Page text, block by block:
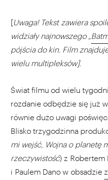
[Uwaga! Tekst zawiera
widziały najnowszego „
pójścia do kin. Film
wielu multipleksów].
Świat filmu od wielu
rozdanie odbędzie się już
równie dużo uwagi
Blisko trzygodzinna
mi wejść, Wojna o planetę
rzeczywistość) z Robertem
i Paulem Dano w obsadzie